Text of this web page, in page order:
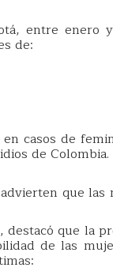
entre enero
de:
casos de
de Colombia.
que las
que la
de las